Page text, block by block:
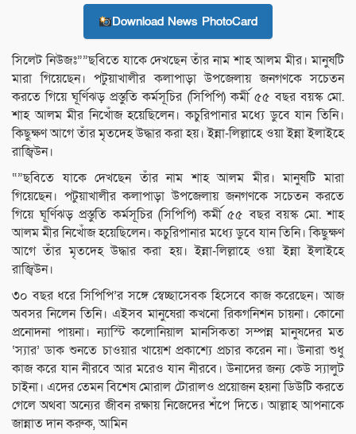
Download News PhotoCard
সিলেট নিউজঃ””ছবিতে যাকে দেখছেন তাঁর নাম শাহ আলম মীর। মানুষটি
মারা গিয়েছেন। পটুয়াখালীর কলাপাড়া উপজেলায় জনগণকে সচেতন
করতে গিয়ে ঘূর্ণিঝড় প্রস্তুতি কর্মসূচির (সিপিপি) কর্মী ৫৫ বছর বয়স্ক মো.
শাহ আলম মীর নিখোঁজ হয়েছিলেন। কচুরিপানার মধ্যে ডুবে যান তিনি।
কিছুক্ষণ আগে তাঁর মৃতদেহ উদ্ধার করা হয়। ইন্না-লিল্লাহে ওয়া ইন্না ইলাইহে
রাজ্বিউন।
“”ছবিতে যাকে দেখছেন তাঁর নাম শাহ আলম মীর। মানুষটি মারা
গিয়েছেন। পটুয়াখালীর কলাপাড়া উপজেলায় জনগণকে সচেতন করতে
গিয়ে ঘূর্ণিঝড় প্রস্তুতি কর্মসূচির (সিপিপি) কর্মী ৫৫ বছর বয়স্ক মো. শাহ
আলম মীর নিখোঁজ হয়েছিলেন। কচুরিপানার মধ্যে ডুবে যান তিনি। কিছুক্ষণ
আগে তাঁর মৃতদেহ উদ্ধার করা হয়। ইন্না-লিল্লাহে ওয়া ইন্না ইলাইহে
রাজ্বিউন।
৩০ বছর ধরে সিপিপি’র সঙ্গে স্বেচ্ছাসেবক হিসেবে কাজ করেছেন। আজ
অবসর নিলেন তিনি। এইসব মানুষেরা কখনো রিকগনিশন চায়না। কোনো
প্রনোদনা পায়না। ন্যাস্টি কলোনিয়াল মানসিকতা সম্পন্ন মানুষদের মত
‘স্যার’ ডাক শুনতে চাওয়ার খায়েশ প্রকাশ্যে প্রচার করেন না। উনারা শুধু
কাজ করে যান নীরবে আর মরেও যান নীরবে। উনাদের জন্য কেউ স্যালুট
চাইনা। এদের তেমন বিশেষ মোরাল টোরালও প্রয়োজন হয়না ডিউটি করতে
গেলে অথবা অন্যের জীবন রক্ষায় নিজেদের শঁপে দিতে। আল্লাহ আপনাকে
জান্নাত দান করুক, আমিন